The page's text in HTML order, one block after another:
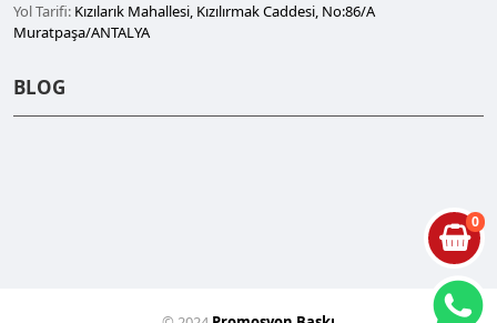
0
Yol Tarifi: Kızılarık Mahallesi, Kızılırmak Caddesi, No:86/A
Muratpaşa/ANTALYA
BLOG